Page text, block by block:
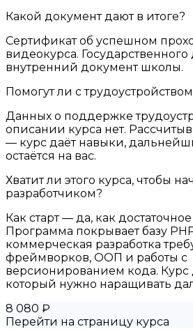
Какой документ дают в итоге?
Сертификат об успешном
видеокурса.
внутренний документ школы.
Помогут ли с
Данных о поддержке
описании курса нет.
— курс даёт навыки,
остаётся на вас.
Хватит ли этого курса, чтобы
разработчиком?
Как старт — да, как
Программа покрывает базу
коммерческая разработка
фреймворков, ООП и работы с
версионированием кода. Курс
который нужно наращивать
8 080 ₽
Перейти на страницу курса